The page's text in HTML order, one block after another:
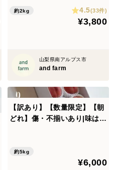
約2kg 4.5(33件)
¥3,800
山梨県南アルプス市
and farm
【訳あり】【数量限定】【朝
どれ】傷・不揃いあり|味はそ
約5kg
¥6,000